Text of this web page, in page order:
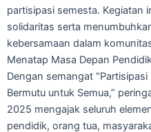
partisipasi semesta. Kegiatan
solidaritas serta
kebersamaan dalam
Menatap Masa Depan
Dengan semangat
Bermutu untuk Semua,”
2025 mengajak seluruh
pendidik, orang tua,